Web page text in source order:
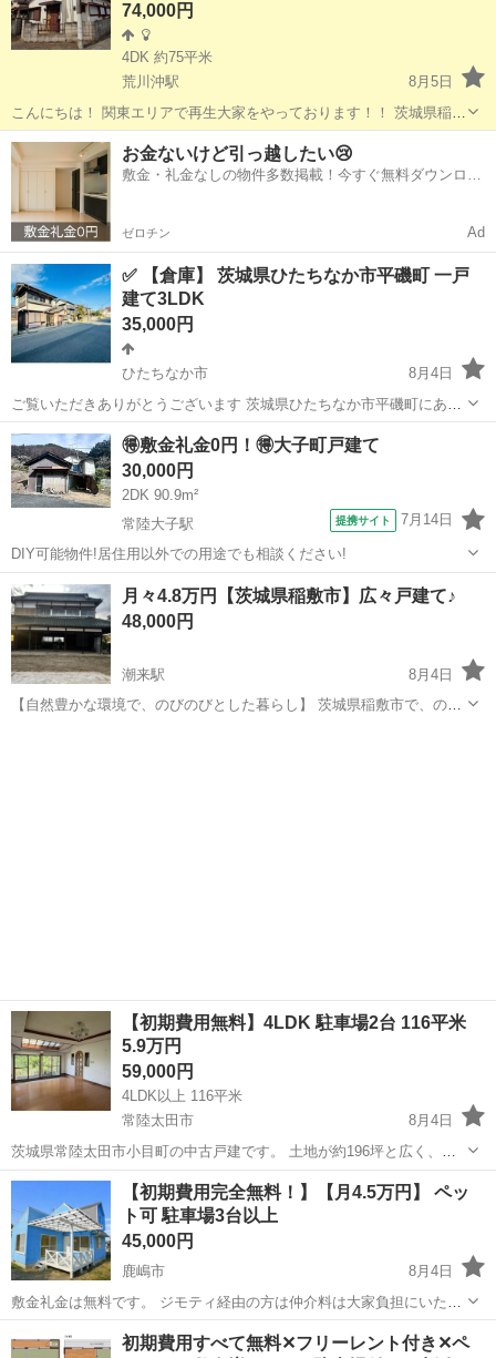
74,000円
4DK 約75平米
荒川沖駅
8月5日
こんにちは！ 関東エリアで再生大家をやっております！！ 茨城県稲敷
郡阿見町戸建の入居者さんを募集します！ 賃貸会社さんを通すより初
期費用を40万以上抑えて入居できます✨ ◆家賃 要相談！ 参考:近隣賃
茨城 稲敷郡 荒川沖駅 一戸建て 4DK
お金ないけど引っ越したい😢
敷金・礼金なしの物件多数掲載！今すぐ無料ダウンロー
ゼロチン Ad
✅ 【倉庫】 茨城県ひたちなか市平磯町 一戸
建て3LDK
35,000円
ひたちなか市
8月4日
ご覧いただきありがとうございます 茨城県ひたちなか市平磯町にある
戸建ての物件でございます 賃料：35000円 管理費・共益費5000円 仲
介手数料ありません 即入居可の物件です 平磯駅から徒歩10分 平磯海
岸まで...
茨城 ひたちなか市 一戸建て 無料
🉐敷金礼金0円！🉐大子町戸建て
30,000円
2DK 90.9m²
常陸大子駅
提携サイト 7月14日
DIY可能物件!居住用以外での用途でも相談ください!
茨城 久慈郡 常陸大子駅 一戸建て
月々4.8万円【茨城県稲敷市】広々戸建て♪
48,000円
潮来駅
8月4日
【自然豊かな環境で、のびのびとした暮らし】 茨城県稲敷市で、のび
【初期費用無料】4LDK 駐車場2台 116平米
5.9万円
59,000円
4LDK以上 116平米
常陸太田市
8月4日
茨城県常陸太田市小目町の中古戸建です。 土地が約196坪と広く、住
宅用としてはもちろん、家庭菜園・資材置場・作業場・セカンドハウ
ス用途などにもご検討いただけます。 建物は築年数が経過しています
が、土地面積が広く、駐車...
茨城 常陸太田市 一戸建て 無料
【初期費用完全無料！】【月4.5万円】 ペッ
ト可 駐車場3台以上
45,000円
鹿嶋市
8月4日
敷金礼金は無料です。 ジモティ経由の方は仲介料は大家負担にいたし
ます。 保証会社の保証料などもこちらで負担いたしますので、 入居者
様の方でお支払いいただく費用はゼロで大丈夫です。上水道ではなく
鹿嶋市 一戸建て 初期
初期費用すべて無料✕フリーレント付き✕ペ